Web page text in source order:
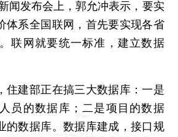
闻发布会上，郭允冲表示，要实
体系全国联网，首先要实现各省
联网就要统一标准，建立数据
建部正在搞三大数据库：一是
员的数据库；二是项目的数据
的数据库。数据库建成，接口规